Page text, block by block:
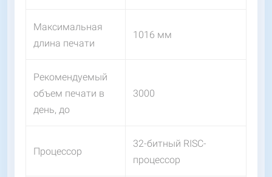
Максимальная
длина печати
1016 мм
Рекомендуемый
объем печати в
день, до
3000
Процессор
32-битный RISC-
процессор